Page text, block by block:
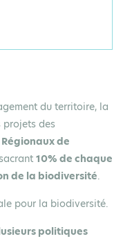
du territoire, la
projets des
de
10% de chaque
de la biodiversité.
pour la biodiversité.
politiques